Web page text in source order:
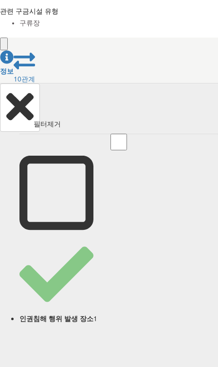
관련 구금시설 유형
구류장
정보
10관계
필터제거
인권침해 행위 발생 장소1